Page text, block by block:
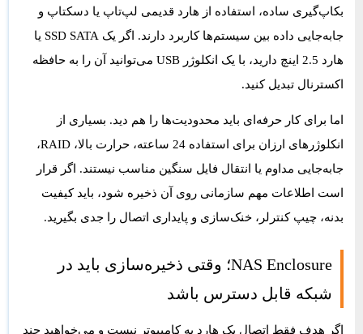
بکاپ‌گیری ساده، استفاده از هارد قدیمی لپ‌تاپ یا دسکتاپ و
جابه‌جایی داده بین سیستم‌ها کاربرد دارند. اگر یک SSD SATA یا
هارد 2.5 اینچ دارید، با یک انکلوژر USB می‌توانید آن را به حافظه
اکسترنال تبدیل کنید.
اما برای کار حرفه‌ای باید محدودیت‌ها را هم دید. بسیاری از
انکلوژرهای ارزان برای استفاده 24 ساعته، حرارت بالا، RAID،
جابه‌جایی مداوم یا انتقال فایل سنگین مناسب نیستند. اگر قرار
است اطلاعات مهم سازمانی روی آن ذخیره شود، باید کیفیت
بدنه، چیپ کنترلر، خنک‌سازی و پایداری اتصال را جدی بگیرید.
NAS Enclosure؛ وقتی ذخیره‌سازی باید در
شبکه قابل دسترس باشد
اگر هدف فقط اتصال یک هارد به کامپیوتر نیست و می‌خواهید چند